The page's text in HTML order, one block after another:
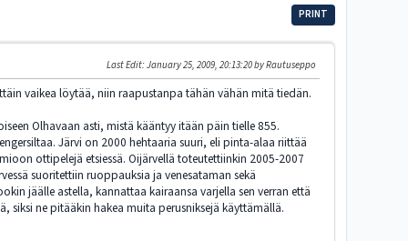
PRINT
Last Edit: January 25, 2009, 20:13:20 by Rautuseppo
vaikea löytää, niin raapustanpa tähän vähän mitä tiedän.
Olhavaan asti, mistä kääntyy itään päin tielle 855.
Järvi on 2000 hehtaaria suuri, eli pinta-alaa riittää
ottipelejä etsiessä. Oijärvellä toteutettiinkin 2005-2007
suoritettiin ruoppauksia ja venesataman sekä
jäälle astella, kannattaa kairaansa varjella sen verran että
siksi ne pitääkin hakea muita perusniksejä käyttämällä.